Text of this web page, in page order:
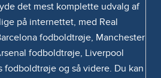
det mest komplette udvalg af
på internettet, med Real
fodboldtrøje, Manchester
fodboldtrøje, Liverpool
og så videre. Du kan